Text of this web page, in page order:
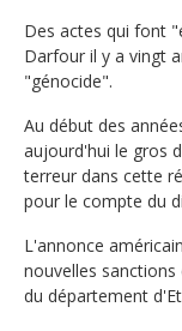
Des actes qui font
Darfour il y a vingt
"génocide".
Au début des
aujourd'hui le gros
terreur dans cette
pour le compte du
L'annonce
nouvelles
du département